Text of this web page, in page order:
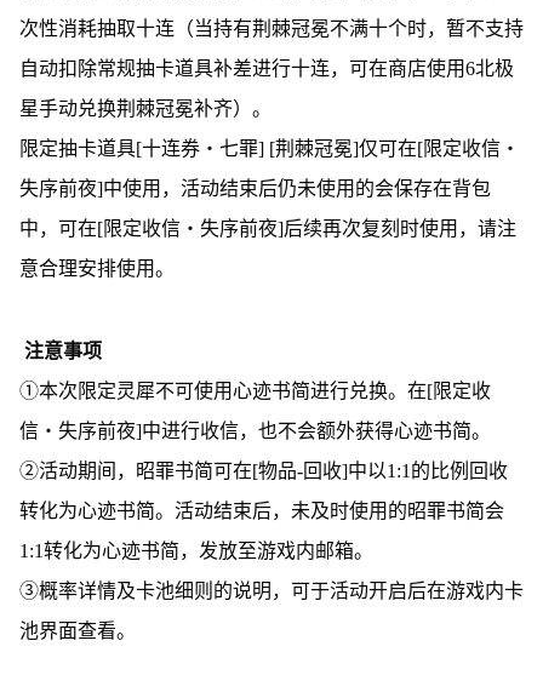
次性消耗抽取十连（当持有荆棘冠冕不满十个时，暂不支持
自动扣除常规抽卡道具补差进行十连，可在商店使用6北极
星手动兑换荆棘冠冕补齐）。
限定抽卡道具[十连券・七罪] [荆棘冠冕]仅可在[限定收信・
失序前夜]中使用，活动结束后仍未使用的会保存在背包
中，可在[限定收信・失序前夜]后续再次复刻时使用，请注
意合理安排使用。
注意事项
①本次限定灵犀不可使用心迹书简进行兑换。在[限定收
信・失序前夜]中进行收信，也不会额外获得心迹书简。
②活动期间，昭罪书简可在[物品-回收]中以1:1的比例回收
转化为心迹书简。活动结束后，未及时使用的昭罪书简会
1:1转化为心迹书简，发放至游戏内邮箱。
③概率详情及卡池细则的说明，可于活动开启后在游戏内卡
池界面查看。